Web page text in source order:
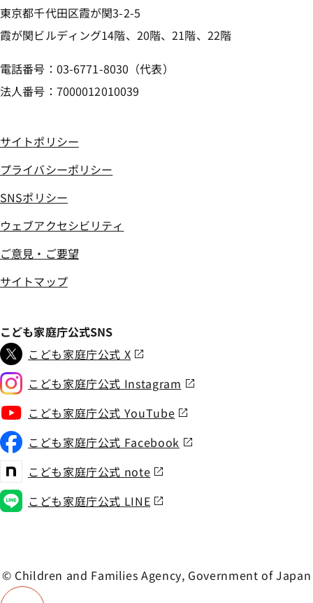
東京都千代田区霞が関3-2-5
霞が関ビルディング14階、20階、21階、22階
電話番号：03-6771-8030（代表）
法人番号：7000012010039
サイトポリシー
プライバシーポリシー
SNSポリシー
ウェブアクセシビリティ
ご意見・ご要望
サイトマップ
こども家庭庁公式SNS
こども家庭庁公式 X
こども家庭庁公式 Instagram
こども家庭庁公式 YouTube
こども家庭庁公式 Facebook
こども家庭庁公式 note
こども家庭庁公式 LINE
© Children and Families Agency, Government of Japan